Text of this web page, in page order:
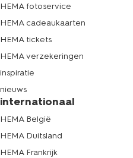
HEMA fotoservice
HEMA cadeaukaarten
HEMA tickets
HEMA verzekeringen
inspiratie
nieuws
internationaal
HEMA België
HEMA Duitsland
HEMA Frankrijk